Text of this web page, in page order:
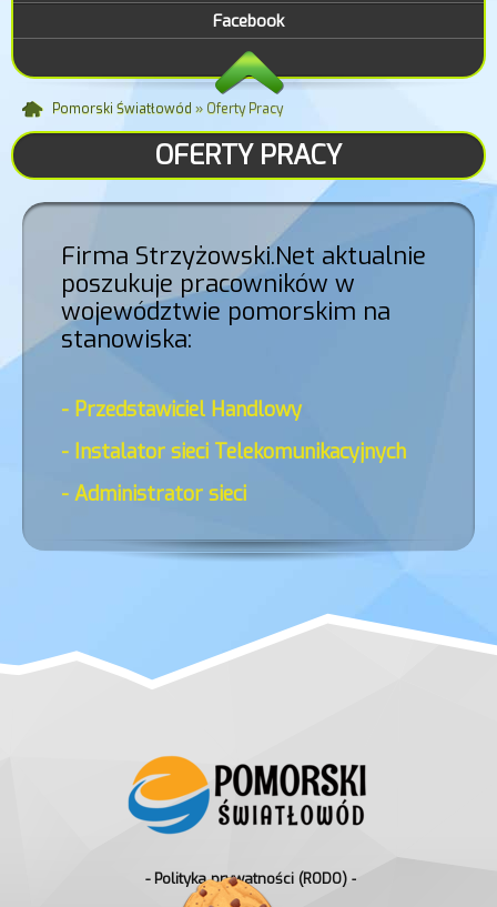
Facebook
Pomorski Światłowód » Oferty Pracy
OFERTY PRACY
Firma Strzyżowski.Net aktualnie
poszukuje pracowników w
województwie pomorskim na
stanowiska:
- Przedstawiciel Handlowy
- Instalator sieci Telekomunikacyjnych
- Administrator sieci
- Polityka prywatności (RODO) -